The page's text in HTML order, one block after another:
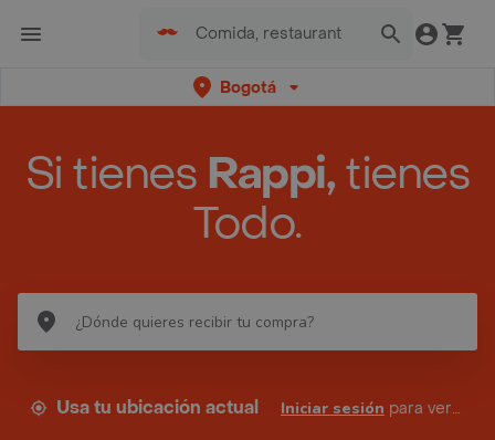
Bogotá
Si tienes Rappi,tienes
Todo.
Usa tu ubicación actual Iniciar sesión para ver tus direcciones